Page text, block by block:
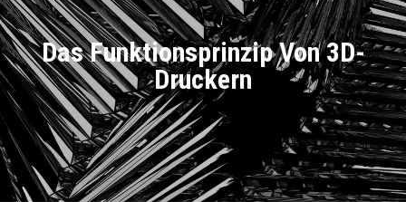
Das Funktionsprinzip Von 3D-
Druckern